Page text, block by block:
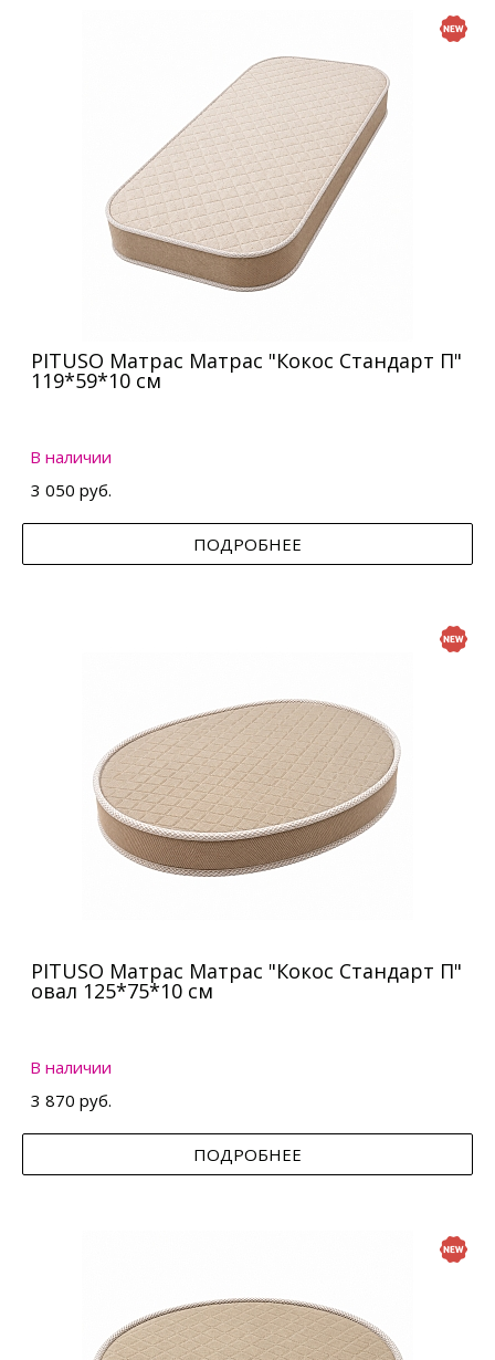
PITUSO Матрас Матрас "Кокос Стандарт П"
119*59*10 см
В наличии
3 050 руб.
ПОДРОБНЕЕ
PITUSO Матрас Матрас "Кокос Стандарт П"
овал 125*75*10 см
В наличии
3 870 руб.
ПОДРОБНЕЕ